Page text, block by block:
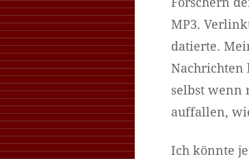
Forschern
MP3.
datierte.
Nachrichten
selbst wenn
auffallen,
Ich könnte